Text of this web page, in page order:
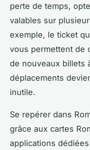
perte de temps,
valables sur
exemple, le ticket
vous permettent de
de nouveaux billets
déplacements
inutile.
Se repérer dans
grâce aux cartes
applications